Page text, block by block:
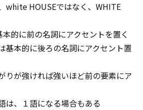
white HOUSEではなく、WHITE
的に前の名詞にアクセントを置く
本的に後ろの名詞にアクセント置
が強ければ強いほど前の要素にア
、１語になる場合もある